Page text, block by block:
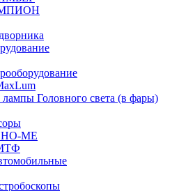
Головного света (в фары)
ME